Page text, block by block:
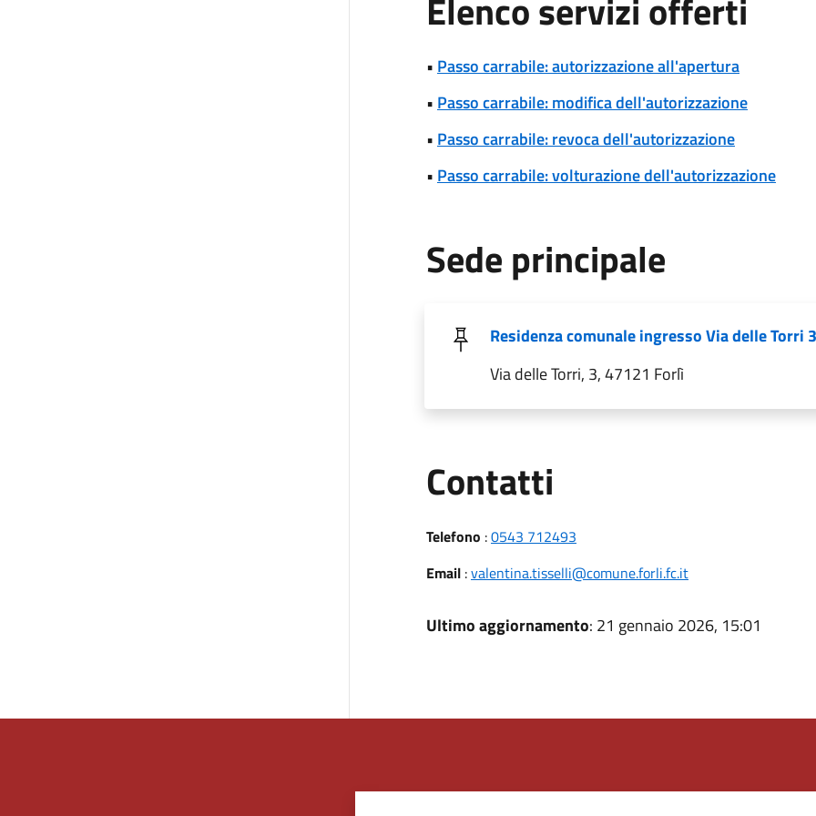
Elenco servizi offerti
• Passo carrabile: autorizzazione all'apertura
• Passo carrabile: modifica dell'autorizzazione
• Passo carrabile: revoca dell'autorizzazione
• Passo carrabile: volturazione dell'autorizzazione
Sede principale
Residenza comunale ingresso Via delle Torri 3
Via delle Torri, 3, 47121 Forlì
Contatti
Telefono :0543 712493
Email:valentina.tisselli@comune.forli.fc.it
Ultimo aggiornamento: 21 gennaio 2026, 15:01